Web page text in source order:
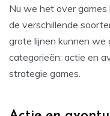
Nu we het over
de verschillende
grote lijnen kunnen we
categorieën: actie en
strategie games.